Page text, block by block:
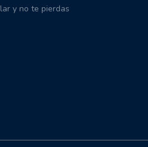
y no te pierdas